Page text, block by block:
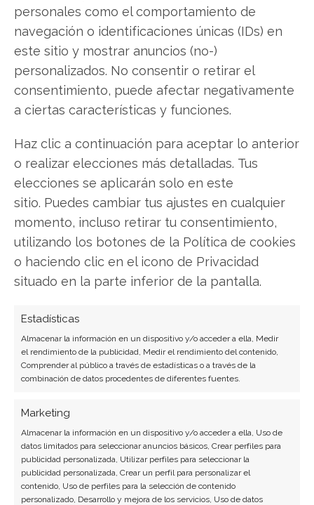
personales como el comportamiento de
navegación o identificaciones únicas (IDs) en
este sitio y mostrar anuncios (no-)
personalizados. No consentir o retirar el
consentimiento, puede afectar negativamente
a ciertas características y funciones.
Haz clic a continuación para aceptar lo anterior
o realizar elecciones más detalladas. Tus
elecciones se aplicarán solo en este
sitio. Puedes cambiar tus ajustes en cualquier
momento, incluso retirar tu consentimiento,
utilizando los botones de la Política de cookies
o haciendo clic en el icono de Privacidad
situado en la parte inferior de la pantalla.
Estadísticas
Almacenar la información en un dispositivo y/o acceder a ella, Medir
el rendimiento de la publicidad, Medir el rendimiento del contenido,
Comprender al público a través de estadísticas o a través de la
combinación de datos procedentes de diferentes fuentes.
Marketing
Almacenar la información en un dispositivo y/o acceder a ella, Uso de
datos limitados para seleccionar anuncios básicos, Crear perfiles para
publicidad personalizada, Utilizar perfiles para seleccionar la
publicidad personalizada, Crear un perfil para personalizar el
contenido, Uso de perfiles para la selección de contenido
personalizado, Desarrollo y mejora de los servicios, Uso de datos
Facebook
LinkedIn
Copiar enlace
Laura Fernández Silva
Analista tecnológica enfocada en innovación digital,
comercio electrónico y aplicaciones móviles.
Ver todos los artículos →